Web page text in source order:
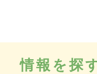
情報を探